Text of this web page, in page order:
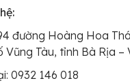
đường Hoàng Hoa
Vũng Tàu, tỉnh Bà Rịa –
0932 146 018